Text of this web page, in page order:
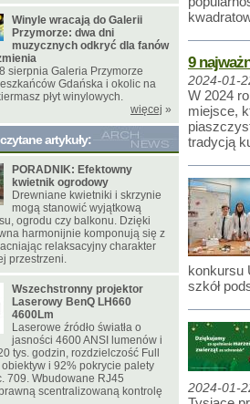
9
2024-01-
W 2024
miejsce,
tradycją
konkursu
szkół
2024-01-
Winyle wracają do Galerii
Przymorze: dwa dni
muzycznych odkryć dla fanów
sierpnia Galeria Przymorze
Gdańska i okolic na
płyt winylowych.
więcej »
artykuły:
PORADNIK: Efektowny
kwietnik ogrodowy
Drewniane kwietniki i skrzynie
mogą stanowić wyjątkową
ogrodu czy balkonu. Dzięki
harmonijnie komponują się z
relaksacyjny charakter
przestrzeni.
Wszechstronny projektor
Laserowy BenQ LH660
4600Lm
Laserowe źródło światła o
jasności 4600 ANSI lumenów i
tys. godzin, rozdzielczość Full
obiektyw i 92% pokrycie palety
709. Wbudowane RJ45
scentralizowaną kontrolę